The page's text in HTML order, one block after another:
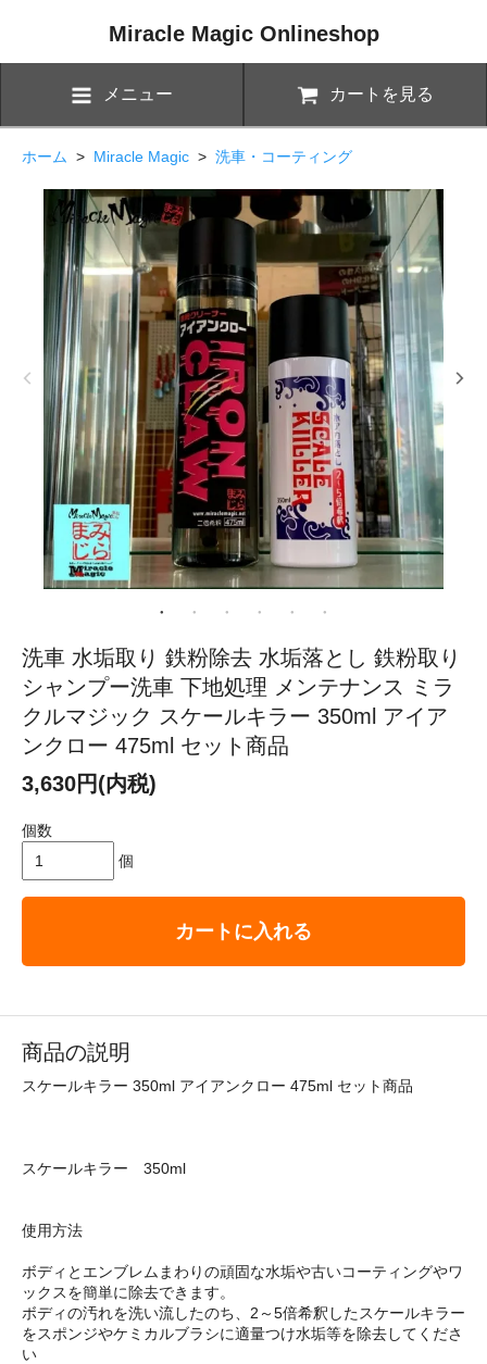
Miracle Magic Onlineshop
メニュー カートを見る
ホーム > Miracle Magic > 洗車・コーティング
洗車 水垢取り 鉄粉除去 水垢落とし 鉄粉取り
シャンプー洗車 下地処理 メンテナンス ミラ
クルマジック スケールキラー 350ml アイア
ンクロー 475ml セット商品
3,630円(内税)
個数
個
カートに入れる
商品の説明
スケールキラー 350ml アイアンクロー 475ml セット商品
スケールキラー 350ml
使用方法
ボディとエンブレムまわりの頑固な水垢や古いコーティングやワ
ックスを簡単に除去できます。
ボディの汚れを洗い流したのち、2～5倍希釈したスケールキラー
をスポンジやケミカルブラシに適量つけ水垢等を除去してくださ
い